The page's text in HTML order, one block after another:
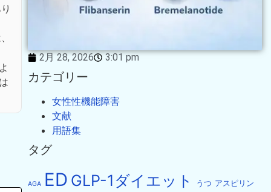
2月 28, 2026 3:01 pm
カテゴリー
女性性機能障害
文献
用語集
タグ
AGA ED GLP-1ダイエット うつ アスピリン